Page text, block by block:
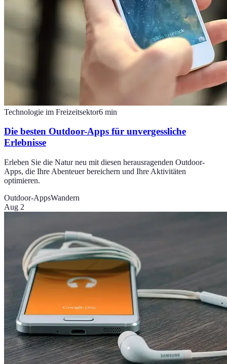
Technologie im Freizeitsektor6 min
Die besten Outdoor-Apps für unvergessliche
Erlebnisse
Erleben Sie die Natur neu mit diesen herausragenden Outdoor-
Apps, die Ihre Abenteuer bereichern und Ihre Aktivitäten
optimieren.
Outdoor-AppsWandern
Aug 2